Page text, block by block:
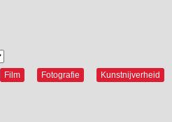
Film Fotografie Kunstnijverheid